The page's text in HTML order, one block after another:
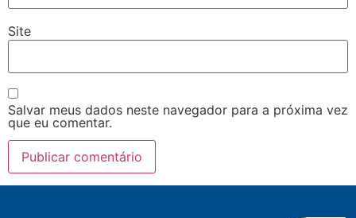
Site
Salvar meus dados neste navegador para a próxima vez
que eu comentar.